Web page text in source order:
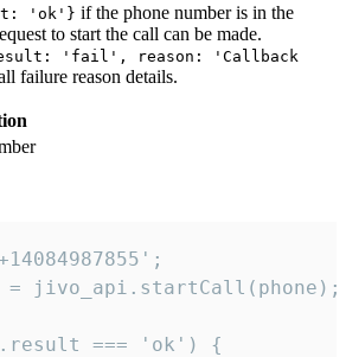
'ok'} if the phone number is in the
to start the call can be made.
'fail', reason: 'Callback
failure reason details.
jivo_api.startCall(phone);
=== 'ok') {